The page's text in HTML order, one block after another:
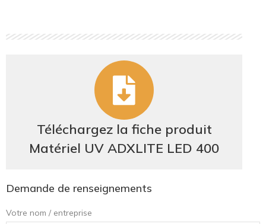
Téléchargez la fiche produit
Matériel UV ADXLITE LED​ 400
Demande de renseignements
Votre nom / entreprise